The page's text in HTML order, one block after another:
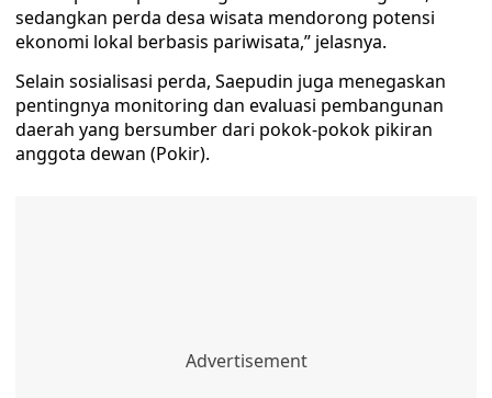
sedangkan perda desa wisata mendorong potensi
ekonomi lokal berbasis pariwisata,” jelasnya.
Selain sosialisasi perda, Saepudin juga menegaskan
pentingnya monitoring dan evaluasi pembangunan
daerah yang bersumber dari pokok-pokok pikiran
anggota dewan (Pokir).